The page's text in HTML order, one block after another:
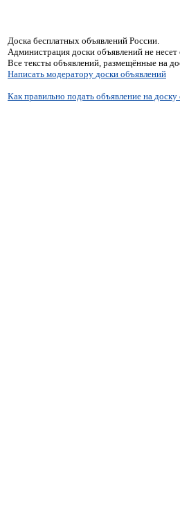
Доска бесплатных объявлений России.
Администрация доски объявлений не
Все тексты объявлений, размещённые на
Написать модератору доски объявлений
Как правильно подать объявление на